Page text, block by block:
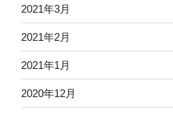
2021年3月
2021年2月
2021年1月
2020年12月